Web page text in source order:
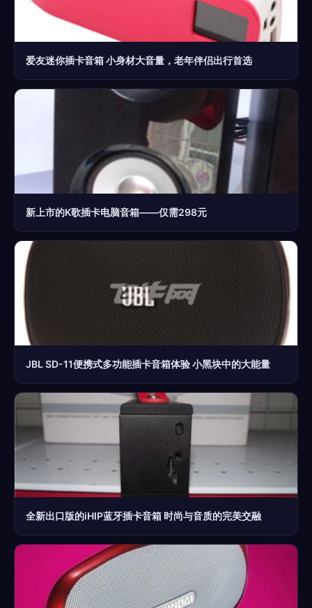
爱友迷你插卡音箱 小身材大音量，老年伴侣出行首选
新上市的K歌插卡电脑音箱——仅需298元
JBL SD-11便携式多功能插卡音箱体验 小黑块中的大能量
全新出口版的iHIP蓝牙插卡音箱 时尚与音质的完美交融